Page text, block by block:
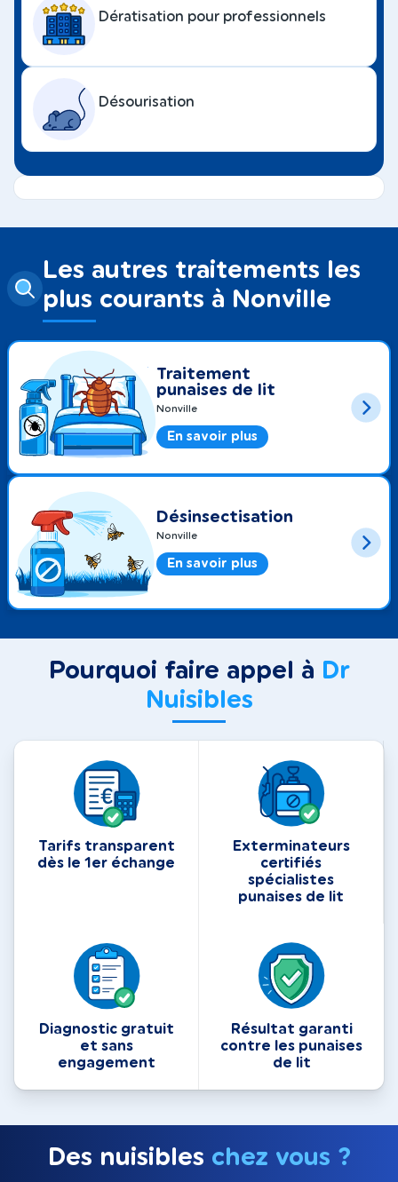
Dératisation pour professionnels
Désourisation
Les autres traitements les
plus courants à Nonville
Traitement
punaises de lit
Nonville
En savoir plus
Désinsectisation
Nonville
En savoir plus
Pourquoi faire appel à Dr
Nuisibles
Tarifs transparent
dès le 1er échange
Exterminateurs
certifiés
spécialistes
punaises de lit
Diagnostic gratuit
et sans
engagement
Résultat garanti
contre les punaises
de lit
Des nuisibles chez vous ?